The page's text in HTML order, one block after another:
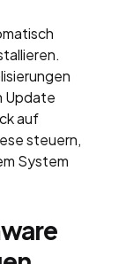
Update
auf
steuern,
System